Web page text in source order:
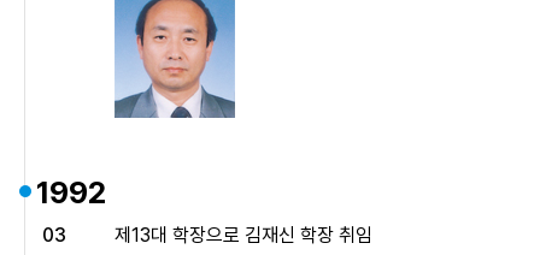
1992
03 제13대 학장으로 김재신 학장 취임